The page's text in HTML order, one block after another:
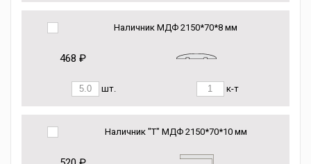
Наличник МДФ 2150*70*8 мм
468 ₽
шт. к-т
Наличник "Т" МДФ 2150*70*10 мм